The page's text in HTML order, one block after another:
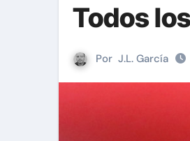
Todos
Por J.L. García